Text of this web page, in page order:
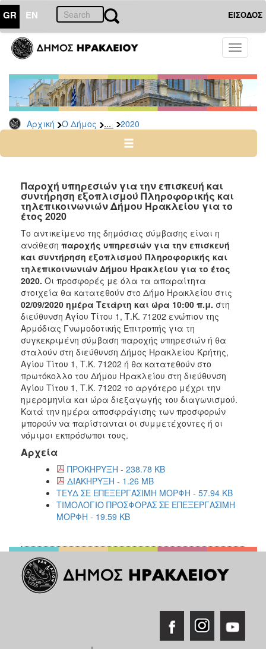
GR EN ΕΙΣΟΔΟΣ
Toggle
Αρχική Ο Δήμος ... 2020
ΔΗΜΟΣ
Διακηρύξεις
-
Δημοπρασίες
Αρχείο
2025
2023
2022
2020
2019
2018
2017
2016
2015
2013
ΤΟΠΟΣ
ΠΟΛΙΤΙΣΜΟΣ
ΑΝΘΕΚΤΙΚΗ
Παροχή υπηρεσιών για την επισκευή και
συντήρηση εξοπλισμού Πληροφορικής και
τηλεπικοινωνιών Δήμου Ηρακλείου για το
έτος 2020
Το αντικείμενο της δημόσιας σύμβασης είναι η
ανάθεση παροχής υπηρεσιών για την επισκευή
και συντήρηση εξοπλισμού Πληροφορικής και
τηλεπικοινωνιών Δήμου Ηρακλείου για το έτος
2020. Οι προσφορές με όλα τα απαραίτητα
στοιχεία θα κατατεθούν στο Δήμο Ηρακλείου στις
02/09/2020 ημέρα Τετάρτη και ώρα 10:00 π.μ. στη
διεύθυνση Αγίου Τίτου 1, Τ.Κ. 71202 ενώπιον της
Αρμόδιας Γνωμοδοτικής Επιτροπής για τη
συγκεκριμένη σύμβαση παροχής υπηρεσιών ή θα
σταλούν στη διεύθυνση Δήμος Ηρακλείου Κρήτης,
Αγίου Τίτου 1, Τ.Κ. 71202 ή θα κατατεθούν στο
πρωτόκολλο του Δήμου Ηρακλείου στη διεύθυνση
Αγίου Τίτου 1, Τ.Κ. 71202 το αργότερο μέχρι την
ημερομηνία και ώρα διεξαγωγής του διαγωνισμού.
Κατά την ημέρα αποσφράγισης των προσφορών
μπορούν να παρίστανται οι συμμετέχοντες ή οι
νόμιμοι εκπρόσωποι τους.
Αρχεία
ΠΡΟΚΗΡΥΞΗ - 238.78 KB
ΔΙΑΚΗΡΥΞΗ - 1.26 MB
ΤΕΥΔ ΣΕ ΕΠΕΞΕΡΓΑΣΙΜΗ ΜΟΡΦΗ - 57.94 KB
ΤΙΜΟΛΟΓΙΟ ΠΡΟΣΦΟΡΑΣ ΣΕ ΕΠΕΞΕΡΓΑΣΙΜΗ
ΜΟΡΦΗ - 19.59 KB